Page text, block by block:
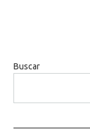
Buscar